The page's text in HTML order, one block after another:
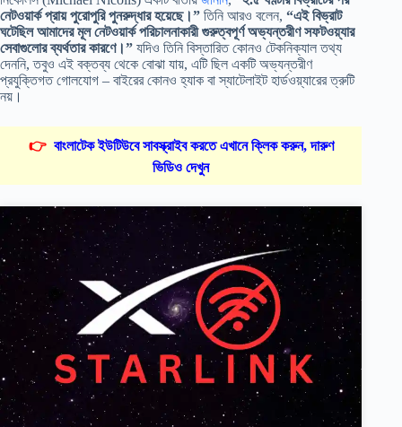
নেটওয়ার্ক প্রায় পুরোপুরি পুনরুদ্ধার হয়েছে।” তিনি আরও বলেন, “এই বিভ্রাট
ঘটেছিল আমাদের মূল নেটওয়ার্ক পরিচালনাকারী গুরুত্বপূর্ণ অভ্যন্তরীণ সফটওয়্যার
সেবাগুলোর ব্যর্থতার কারণে।” যদিও তিনি বিস্তারিত কোনও টেকনিক্যাল তথ্য
দেননি, তবুও এই বক্তব্য থেকে বোঝা যায়, এটি ছিল একটি অভ্যন্তরীণ
প্রযুক্তিগত গোলযোগ – বাইরের কোনও হ্যাক বা স্যাটেলাইট হার্ডওয়্যারের ত্রুটি
নয়।
👉 বাংলাটেক ইউটিউবে সাবস্ক্রাইব করতে এখানে ক্লিক করুন, দারুণ
ভিডিও দেখুন